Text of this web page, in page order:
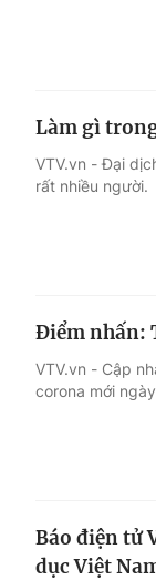
Làm gì
VTV.vn - Đại
rất nhiều người.
Điểm nhấn:
VTV.vn - Cập
corona mới
Báo điện tử
dục Việt